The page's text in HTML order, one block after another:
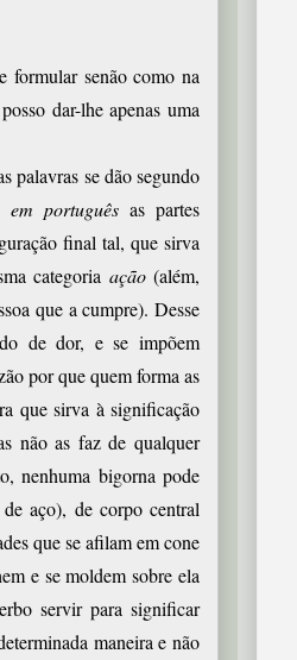
formular senão como na
dar-lhe apenas uma
palavras se dão segundo
em português as partes
final tal, que sirva
categoria ação(além,
que a cumpre). Desse
de dor, e se impõem
por que quem forma as
que sirva à significação
não as faz de qualquer
nenhuma bigorna pode
aço), de corpo central
que se afilam em cone
e se moldem sobre ela
servir para significar
maneira e não